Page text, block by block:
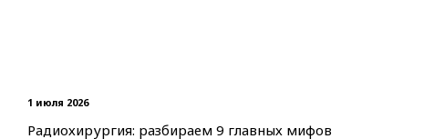
1 июля 2026
Радиохирургия: разбираем 9 главных мифов